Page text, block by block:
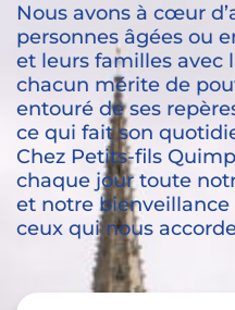
Nous avons à cœur
personnes âgées ou
et leurs familles avec
chacun mérite de
entouré de ses
ce qui fait son
Chez Petits-fils
chaque jour toute
et notre bienveillance
ceux qui nous